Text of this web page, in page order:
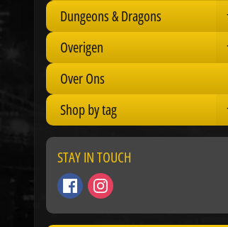
Dungeons & Dragons
Overigen
Over Ons
Shop by tag
STAY IN TOUCH